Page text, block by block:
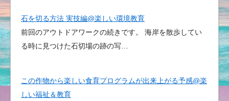
石を切る方法 実技編@楽しい環境教育
前回のアウトドアワークの続きです。 海岸を散歩してい
る時に見つけた石切場の跡の写…
この作物から楽しい食育プログラムが出来上がる予感@楽
しい福祉＆教育